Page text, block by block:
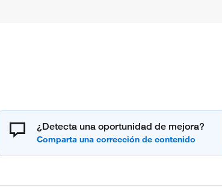
¿Detecta una oportunidad de mejora?